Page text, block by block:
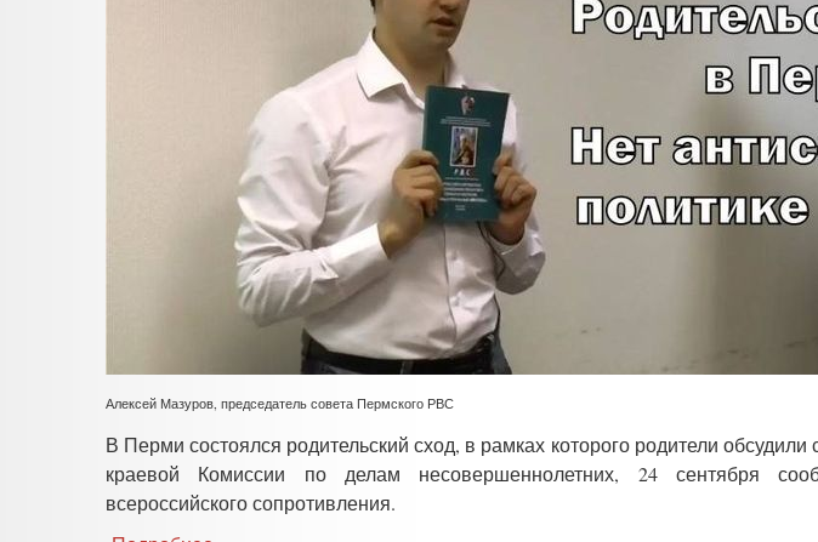
Алексей Мазуров, председатель совета Пермского РВС
В Перми состоялся родительский сход, в рамках которого родители
краевой Комиссии по делам несовершеннолетних, 24 сентября
всероссийского сопротивления.